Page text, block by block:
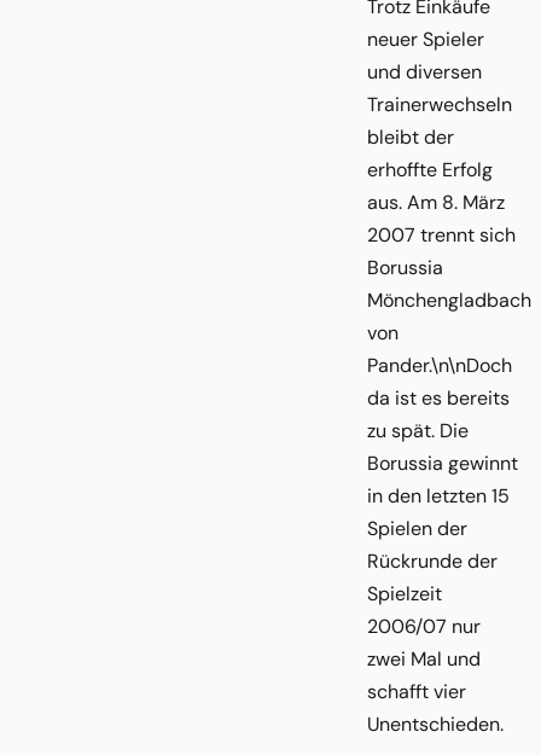
Trotz Einkäufe
neuer Spieler
und diversen
Trainerwechseln
bleibt der
erhoffte Erfolg
aus. Am 8. März
2007 trennt sich
Borussia
Mönchengladbach
von
Pander.\n\nDoch
da ist es bereits
zu spät. Die
Borussia gewinnt
in den letzten 15
Spielen der
Rückrunde der
Spielzeit
2006/07 nur
zwei Mal und
schafft vier
Unentschieden.